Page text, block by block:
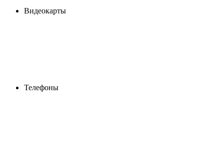
Видеокарты
Телефоны